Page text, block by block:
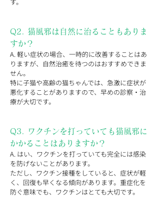
Q2. 猫風邪は自然に治ることもありま
すか？
A. 軽い症状の場合、一時的に改善することはあ
りますが、自然治癒を待つのはおすすめできま
せん。
特に子猫や高齢の猫ちゃんでは、急激に症状が
悪化することがありますので、早めの診察・治
療が大切です。
Q3. ワクチンを打っていても猫風邪に
かかることはありますか？
A. はい、ワクチンを打っていても完全には感染
を防げないことがあります。
ただし、ワクチン接種をしていると、症状が軽
く、回復も早くなる傾向があります。重症化を
防ぐ意味でも、ワクチンはとても大切です。